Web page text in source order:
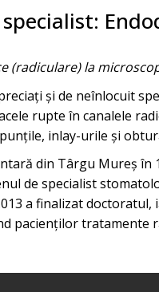
(radiculare) la
și de neînlocuit
rupte în canalele
inlay-urile și
din Târgu Mureș în
de specialist
a finalizat
pacienților tratamente